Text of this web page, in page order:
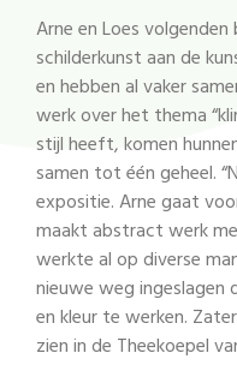
Arne en Loes
schilderkunst aan de
en hebben al vaker
werk over het thema
stijl heeft, komen
samen tot één geheel.
expositie. Arne gaat
maakt abstract werk
werkte al op diverse
nieuwe weg
en kleur te werken.
zien in de Theekoepel